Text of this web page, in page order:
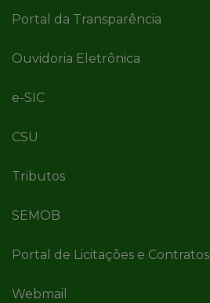
Portal da Transparência
Ouvidoria Eletrônica
e-SIC
CSU
Tributos
SEMOB
Portal de Licitações e Contratos
Webmail